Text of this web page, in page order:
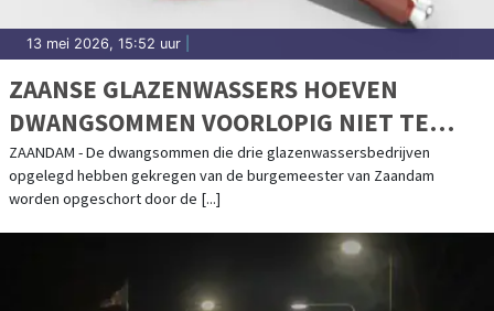
13 mei 2026, 15:52 uur
ZAANSE GLAZENWASSERS HOEVEN
DWANGSOMMEN VOORLOPIG NIET TE
BETALEN
ZAANDAM - De dwangsommen die drie glazenwassersbedrijven
opgelegd hebben gekregen van de burgemeester van Zaandam
worden opgeschort door de [...]